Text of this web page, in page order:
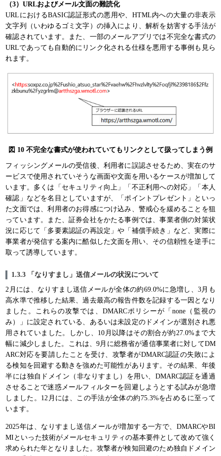
（3）URLおよびメール文面の難読化
URLにおけるBASIC認証形式の悪用や、HTML内への大量の非表示
文字列（いわゆるゴミ文字）の挿入により、解析を妨害する手法が
確認されています。また、一部のメールアプリでは不完全な書式の
URLであっても自動的にリンク化される仕様を悪用する事例も見ら
れます。
図 10 不完全な書式が使われていてもリンクとして扱ってしまう例
フィッシングメールの受信後、利用者に誤認させるため、実在のサ
ービスで使用されていそうな画面や文面を用いるケースが増加して
います。多くは「セキュリティ向上」「不正利用への対応」「本人
確認」などを名目としていますが、「ポイントプレゼント」といっ
た文面では、利用者のお得感につけ込み、警戒心を緩めることを狙
っています。また、証券会社をかたる事例では、事業者側の対策状
況に応じて「多要素認証の再設定」や「補償手続き」など、実際に
事業者が発信する案内に酷似した文面を用い、その信頼性を逆手に
取って誘導しています。
1.3.3 「なりすまし」送信メールの状況について
2月には、なりすまし送信メールが全体の約69.0%に急増し、3月も
高水準で推移した結果、過去最高の報告件数を記録する一因となり
ました。これらの攻撃では、DMARCポリシーが「none（監視の
み）」に設定されている、あるいは未設定のドメインが選別され悪
用されていました。しかし、10月以降はその割合が約27.0%まで大
幅に減少しました。これは、9月に総務省が通信事業者に対してDM
ARC対応を要請したことを受け、攻撃者がDMARC認証の失敗によ
る検知を回避する動きを強めた可能性があります。その結果、年後
半には独自ドメイン（非なりすまし）を用い、DMARC認証を通過
させることで迷惑メールフィルターを回避しようとする試みが急増
しました。12月には、この手法が全体の約75.3%を占めるに至って
います。
2025年は、なりすまし送信メールが増加する一方で、DMARCやBI
MIといった技術がメールセキュリティの基本要件として改めて強く
求められた年となりました。攻撃者が検知回避のため独自ドメイン